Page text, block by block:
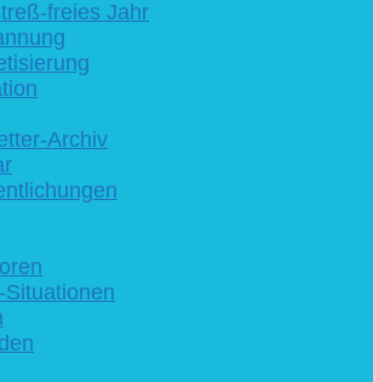
freies Jahr
Archiv
Situationen